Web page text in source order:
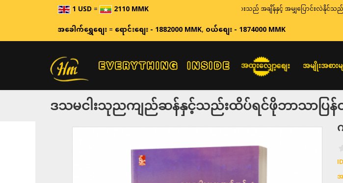
1 USD= 2110 MMK ဈေးနှုန်းများသည် အချိန်နှင့် အမျှပြောင်းလဲနိုင်သည်။
အခေါက်ရွှေစျေး=ရောင်းစျေး - 1882000 MMK,ဝယ်စျေး - 1874000 MMK
အထူးလျှော့စျေး အမျိုးအစားမ
ဒသမငါးသုညကျည်ဆန်နှင့်သည်းထိပ်ရင်ဖိုဘာသာပြန်ဝ
ID
အ